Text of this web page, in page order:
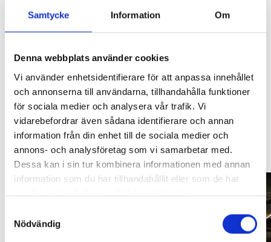
Samtycke Information Om
Denna webbplats använder cookies
Vi använder enhetsidentifierare för att anpassa innehållet
och annonserna till användarna, tillhandahålla funktioner
för sociala medier och analysera vår trafik. Vi
vidarebefordrar även sådana identifierare och annan
information från din enhet till de sociala medier och
annons- och analysföretag som vi samarbetar med.
Dessa kan i sin tur kombinera informationen med annan
information som du har tillhandahållit eller som de har
samlat in när du har använt deras tjänster.
Nödvändig
SVARTA RAM EMBLEM I
FRAMDÖRRAR
Artikelnr:RA0109
808 kr
Välj alternativ
Artikelnr:RA0146
1 960kr
Välj alternativ
Leverans enligt bokning på en av våra anläggningar.
Relaterade produkter